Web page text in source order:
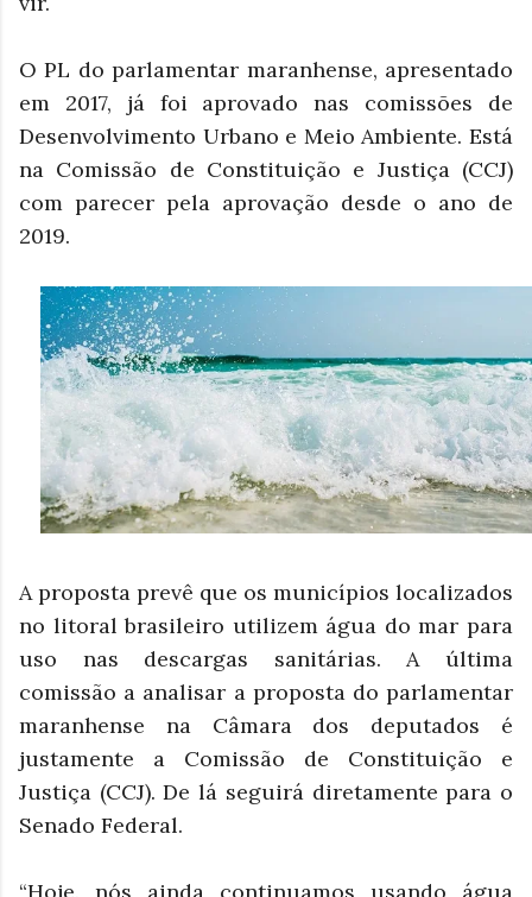
O PL do parlamentar maranhense, apresentado
em 2017, já foi aprovado nas comissões de
Desenvolvimento Urbano e Meio Ambiente. Está
na Comissão de Constituição e Justiça (CCJ)
com parecer pela aprovação desde o ano de
2019.
A proposta prevê que os municípios localizados
no litoral brasileiro utilizem água do mar para
uso nas descargas sanitárias. A última
comissão a analisar a proposta do parlamentar
maranhense na Câmara dos deputados é
justamente a Comissão de Constituição e
Justiça (CCJ). De lá seguirá diretamente para o
Senado Federal.